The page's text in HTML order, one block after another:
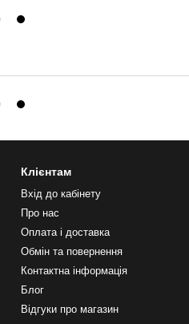
Клієнтам
Вхід до кабінету
Про нас
Оплата і доставка
Обмін та повернення
Контактна інформація
Блог
Відгуки про магазин